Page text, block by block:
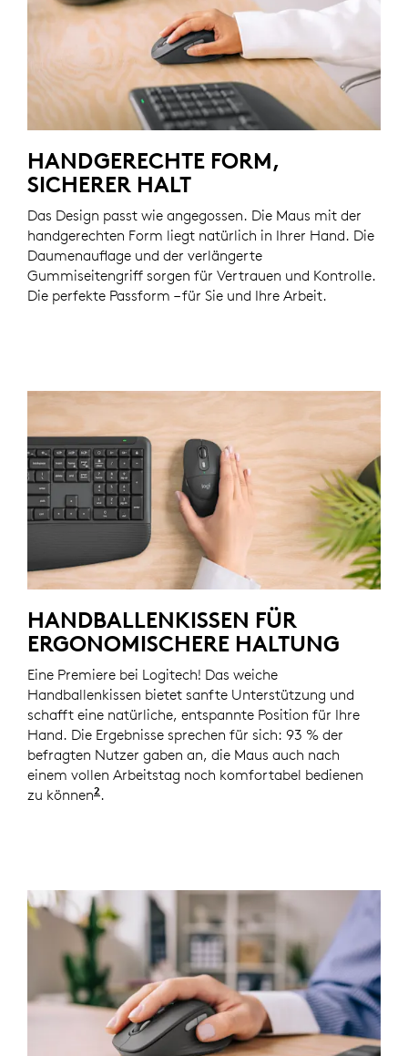
HANDGERECHTE FORM,
SICHERER HALT
Das Design passt wie angegossen. Die Maus mit der
handgerechten Form liegt natürlich in Ihrer Hand. Die
Daumenauflage und der verlängerte
Gummiseitengriff sorgen für Vertrauen und Kontrolle.
Die perfekte Passform – für Sie und Ihre Arbeit.
HANDBALLENKISSEN FÜR
ERGONOMISCHERE HALTUNG
Eine Premiere bei Logitech! Das weiche
Handballenkissen bietet sanfte Unterstützung und
schafft eine natürliche, entspannte Position für Ihre
Hand. Die Ergebnisse sprechen für sich: 93 % der
befragten Nutzer gaben an, die Maus auch nach
einem vollen Arbeitstag noch komfortabel bedienen
zu können2 Basierend auf einer Studie von Logitech
.